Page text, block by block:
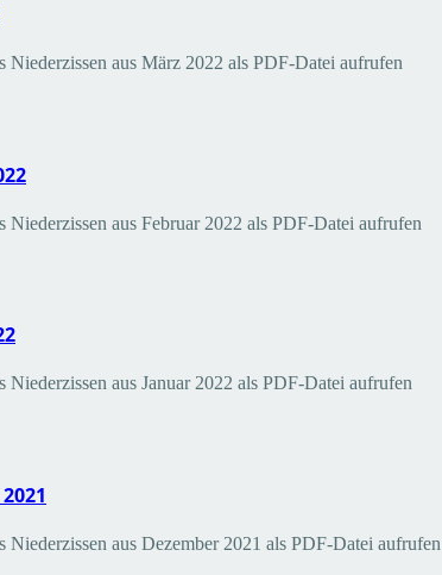
Niederzissen aus März 2022 als PDF-Datei aufrufen
Niederzissen aus Februar 2022 als PDF-Datei aufrufen
Niederzissen aus Januar 2022 als PDF-Datei aufrufen
Niederzissen aus Dezember 2021 als PDF-Datei aufrufen